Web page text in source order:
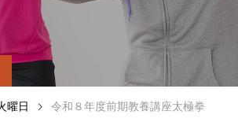
曜日 令和８年度前期教養講座太極拳